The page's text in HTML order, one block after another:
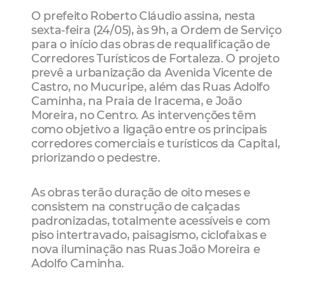
O prefeito Roberto Cláudio assina, nesta
sexta-feira (24/05), às 9h, a Ordem de Serviço
para o início das obras de requalificação de
Corredores Turísticos de Fortaleza. O projeto
prevê a urbanização da Avenida Vicente de
Castro, no Mucuripe, além das Ruas Adolfo
Caminha, na Praia de Iracema, e João
Moreira, no Centro. As intervenções têm
como objetivo a ligação entre os principais
corredores comerciais e turísticos da Capital,
priorizando o pedestre.
As obras terão duração de oito meses e
consistem na construção de calçadas
padronizadas, totalmente acessíveis e com
piso intertravado, paisagismo, ciclofaixas e
nova iluminação nas Ruas João Moreira e
Adolfo Caminha.